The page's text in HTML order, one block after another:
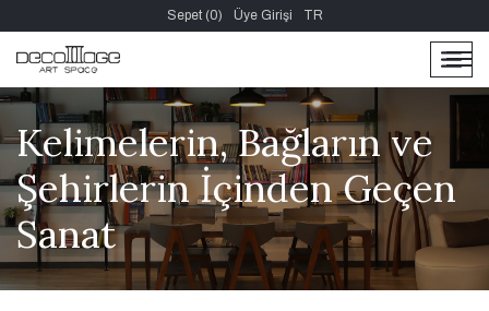
Sepet (0) Üye Girişi TR
Kelimelerin, Bağların ve
Şehirlerin İçinden Geçen
Sanat